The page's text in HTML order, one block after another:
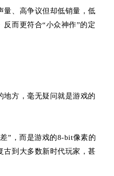
量、高争议但却低销量，低
而更符合“小众神作”的定
地方，毫无疑问就是游戏的
”，而是游戏的8-bit像素的
古到大多数新时代玩家，甚